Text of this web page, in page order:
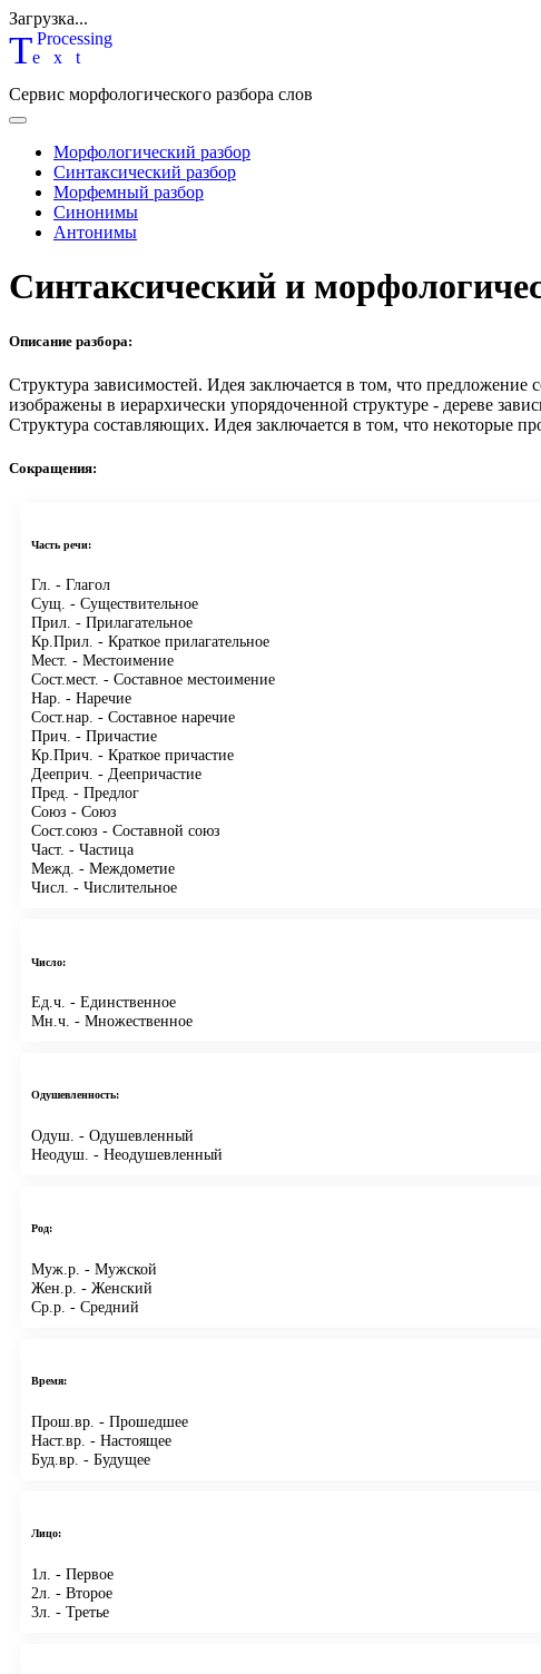
Загрузка...
Text
Processing
Сервис морфологического разбора слов
Морфологический разбор
Синтаксический разбор
Морфемный разбор
Синонимы
Антонимы
Синтаксический и
Описание разбора:
Структура зависимостей. Идея заключается в том, что
изображены в иерархически упорядоченной структуре - дереве
Структура составляющих. Идея заключается в том, что некоторые
Сокращения:
Часть речи:
Гл. - Глагол
Сущ. - Существительное
Прил. - Прилагательное
Кр.Прил. - Краткое прилагательное
Мест. - Местоимение
Сост.мест. - Составное местоимение
Нар. - Наречие
Сост.нар. - Составное наречие
Прич. - Причастие
Кр.Прич. - Краткое причастие
Дееприч. - Деепричастие
Пред. - Предлог
Союз - Союз
Сост.союз - Составной союз
Част. - Частица
Межд. - Междометие
Числ. - Числительное
Число:
Ед.ч. - Единственное
Мн.ч. - Множественное
Одушевленность:
Одуш. - Одушевленный
Неодуш. - Неодушевленный
Род:
Муж.р. - Мужской
Жен.р. - Женский
Ср.р. - Средний
Время:
Прош.вр. - Прошедшее
Наст.вр. - Настоящее
Буд.вр. - Будущее
Лицо:
1л. - Первое
2л. - Второе
3л. - Третье